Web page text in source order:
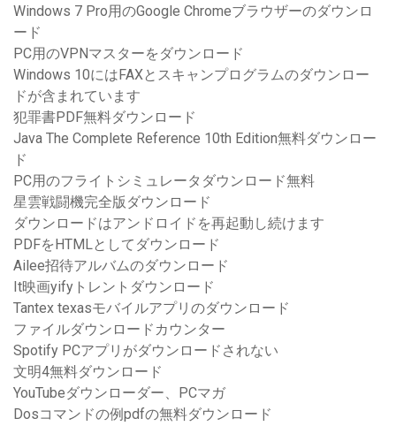
Windows 7 Pro用のGoogle Chromeブラウザーのダウンロ
ード
PC用のVPNマスターをダウンロード
Windows 10にはFAXとスキャンプログラムのダウンロー
ドが含まれています
犯罪書PDF無料ダウンロード
Java The Complete Reference 10th Edition無料ダウンロー
ド
PC用のフライトシミュレータダウンロード無料
星雲戦闘機完全版ダウンロード
ダウンロードはアンドロイドを再起動し続けます
PDFをHTMLとしてダウンロード
Ailee招待アルバムのダウンロード
It映画yifyトレントダウンロード
Tantex texasモバイルアプリのダウンロード
ファイルダウンロードカウンター
Spotify PCアプリがダウンロードされない
文明4無料ダウンロード
YouTubeダウンローダー、PCマガ
Dosコマンドの例pdfの無料ダウンロード